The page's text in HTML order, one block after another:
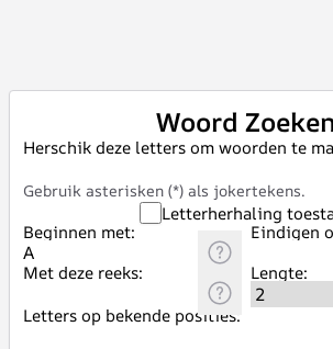
Woord
Herschik deze letters om woorden te
Gebruik asterisken (*) als jokertekens.
Letterherhaling
Beginnen met:
Eindigen
Met deze reeks:
Lengte:
Letters op bekende posities: